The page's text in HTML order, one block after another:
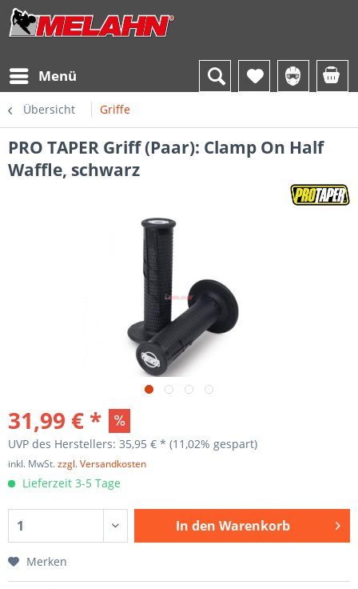
Menü
Übersicht Griffe
PRO TAPER Griff (Paar): Clamp On Half
Waffle, schwarz
31,99 € *
UVP des Herstellers: 35,95 € * (11,02% gespart)
inkl. MwSt.zzgl. Versandkosten
Lieferzeit 3-5 Tage
In den Warenkorb
Merken